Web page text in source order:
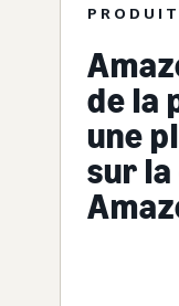
PRODUIT
de la
une
sur la